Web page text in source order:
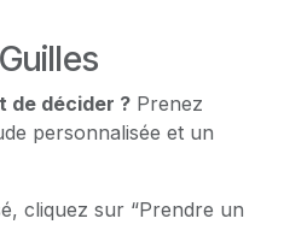
de décider ? Prenez
personnalisée et un
cliquez sur “Prendre un